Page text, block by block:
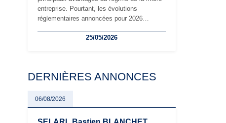
entreprise. Pourtant, les évolutions
réglementaires annoncées pour 2026
les auto-entrepreneurs, artisans et
évoluent dans un contexte de contrôle
oblige les indépendants à rester
particulièrement vigilants.
25/05/2026
DERNIÈRES ANNONCES
06/08/2026